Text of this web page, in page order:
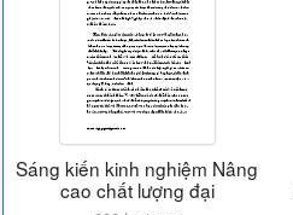
Sáng kiến kinh nghiệm Nâng
cao chất lượng đại